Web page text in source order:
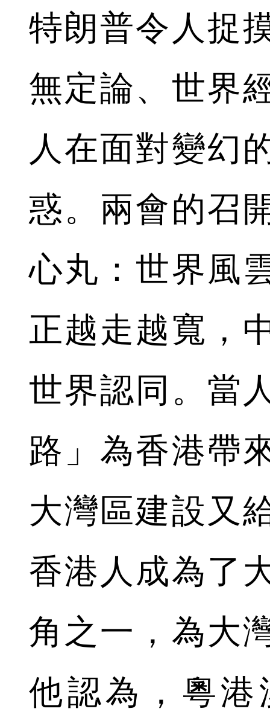
特朗普令人捉
無定論、世界
人在面對變幻
惑。兩會的召
心丸：世界風
正越走越寬，
世界認同。當
路」為香港帶
大灣區建設又
香港人成為了
角之一，為大
他認為，粵港